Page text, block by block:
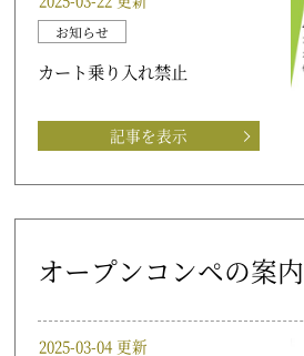
お知らせ
カート乗り入れ禁止
記事を表示
オープンコンペの案内
2025-03-04 更新